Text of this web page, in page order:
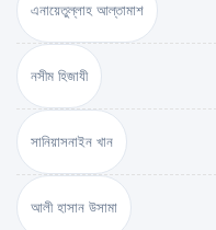
এনায়েতুল্লাহ আল্‌তামাশ
নসীম হিজাযী
সানিয়াসনাইন খান
আলী হাসান উসামা